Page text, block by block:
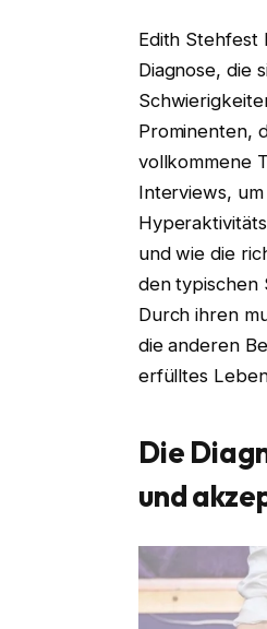
Edith Stehfest
Diagnose, die
Prominenten,
vollkommene
Interviews,
und wie die
den typischen
Durch ihren
die anderen
erfülltes
Die
und